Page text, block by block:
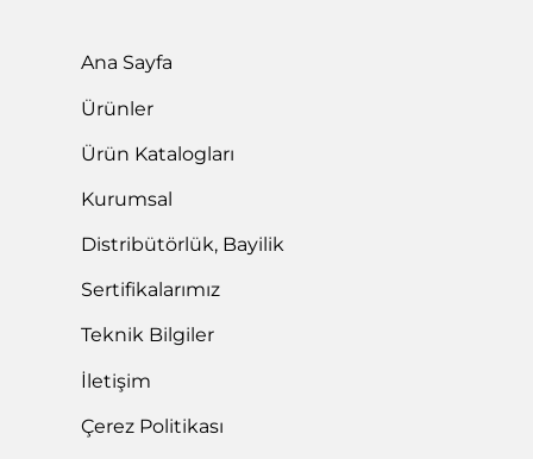
Ana Sayfa
Ürünler
Ürün Katalogları
Kurumsal
Distribütörlük, Bayilik
Sertifikalarımız
Teknik Bilgiler
İletişim
Çerez Politikası